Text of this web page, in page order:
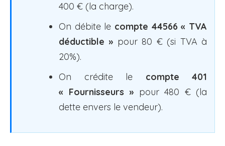
400 € (la charge).
On débite le compte 44566 « TVA
déductible » pour 80 € (si TVA à
20%).
On crédite le compte 401
« Fournisseurs » pour 480 € (la
dette envers le vendeur).